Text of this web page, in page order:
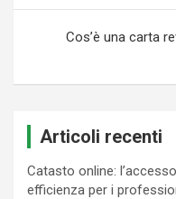
Cos’è una carta
Articoli recenti
Catasto online:
efficienza per i